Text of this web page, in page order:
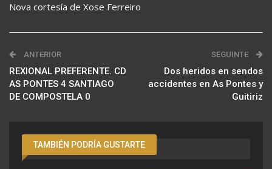
Nova cortesía de Xose Ferreiro
ANTERIOR
REXIONAL PREFERENTE. CD
AS PONTES 4 SANTIAGO
DE COMPOSTELA 0
SEGUINTE
Dos heridos en sendos
accidentes en As Pontes y
Guitiriz
TAMBIÉN PODRÍA GUSTARTE